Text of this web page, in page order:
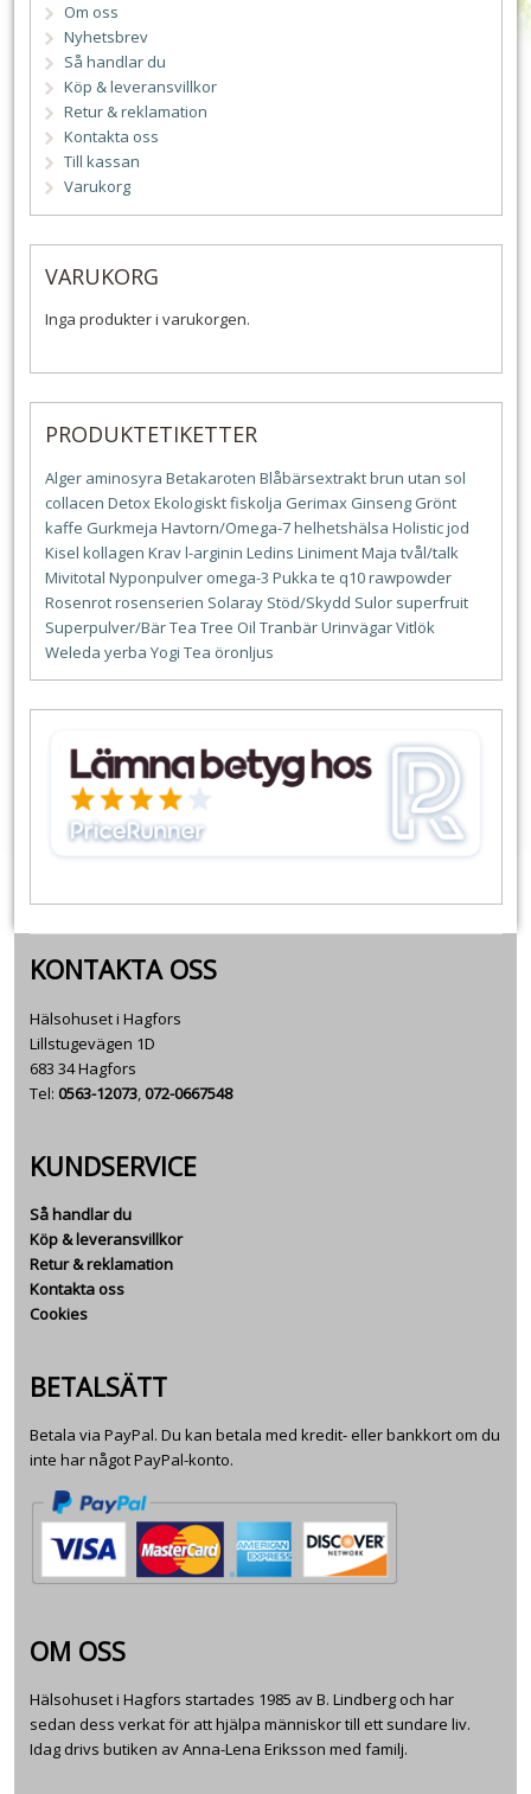
Om oss
Nyhetsbrev
Så handlar du
Köp & leveransvillkor
Retur & reklamation
Kontakta oss
Till kassan
Varukorg
VARUKORG
Inga produkter i varukorgen.
PRODUKTETIKETTER
Alger aminosyra Betakaroten Blåbärsextraktbrun utan sol
collacen DetoxEkologisktfiskolja Gerimax Ginseng Grönt
kaffe Gurkmeja Havtorn/Omega-7helhetshälsa Holisticjod
Kisel kollagen Kravl-arginin Ledins LinimentMaja tvål/talk
Mivitotal Nyponpulver omega-3 Pukka te q10rawpowder
Rosenrotrosenserien Solaray Stöd/Skydd Sulor superfruit
Superpulver/BärTea Tree Oil TranbärUrinvägarVitlök
Weleda yerba Yogi Tea öronljus
KONTAKTA OSS
Hälsohuset i Hagfors
Lillstugevägen 1D
683 34 Hagfors
Tel: 0563-12073,072-0667548
KUNDSERVICE
Så handlar du
Köp & leveransvillkor
Retur & reklamation
Kontakta oss
Cookies
BETALSÄTT
Betala via PayPal. Du kan betala med kredit- eller bankkort om du
inte har något PayPal-konto.
OM OSS
Hälsohuset i Hagfors startades 1985 av B. Lindberg och har
sedan dess verkat för att hjälpa människor till ett sundare liv.
Idag drivs butiken av Anna-Lena Eriksson med familj.